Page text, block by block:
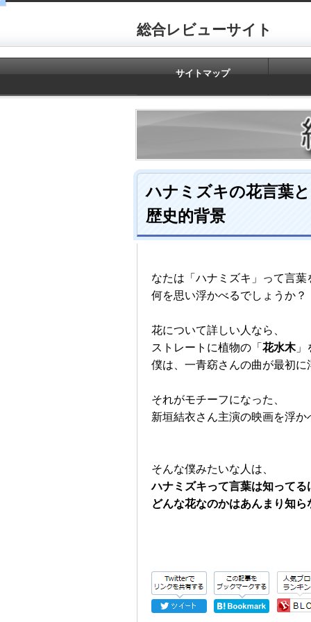
総合レビューサイト
サイトマップ
ハナミズキの花言葉
歴史的背景
なたは 「ハナミズキ」って言
何を思い浮かべるでしょうか？
花について詳しい人なら、
ストレートに植物の「 花水木」
僕は、一青窈さんの曲が最初に
それがモチーフになった、
新垣結衣さん主演の映画を浮
そんな僕みたいな人は、
ハナミズキって言葉は知ってる
どんな花なのかはあんまり知ら